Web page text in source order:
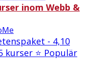
inom Webb &
- 4,10
kurser ⭐ Populär